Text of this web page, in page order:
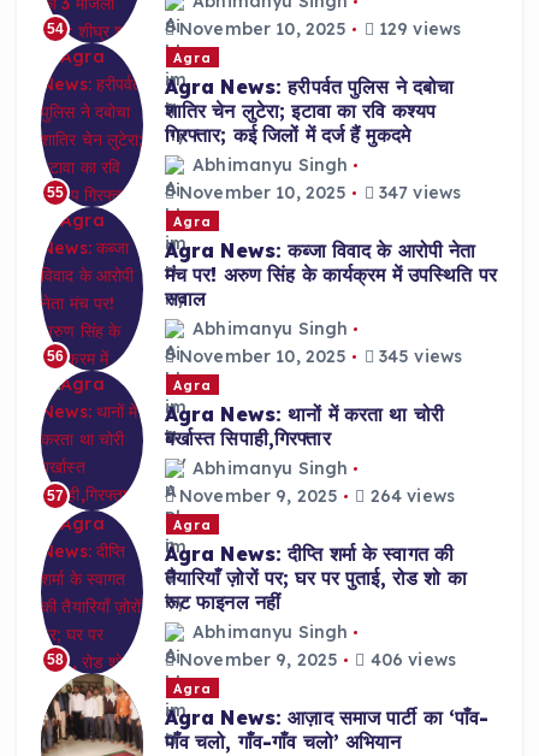
54
November 10, 2025
129 views
55
Agra
Agra News: हरीपर्वत पुलिस ने दबोचा
शातिर चेन लुटेरा; इटावा का रवि कश्यप
गिरफ्तार; कई जिलों में दर्ज हैं मुकदमे
Abhimanyu Singh
November 10, 2025
347 views
56
Agra
Agra News: कब्जा विवाद के आरोपी नेता
मंच पर! अरुण सिंह के कार्यक्रम में उपस्थिति पर
सवाल
Abhimanyu Singh
November 10, 2025
345 views
57
Agra
Agra News: थानों में करता था चोरी
बर्खास्त सिपाही,गिरफ्तार
Abhimanyu Singh
November 9, 2025
264 views
58
Agra
Agra News: दीप्ति शर्मा के स्वागत की
तैयारियाँ ज़ोरों पर; घर पर पुताई, रोड शो का
रूट फाइनल नहीं
Abhimanyu Singh
November 9, 2025
406 views
Agra
Agra News: आज़ाद समाज पार्टी का ‘पाँव-
पाँव चलो, गाँव-गाँव चलो’ अभियान